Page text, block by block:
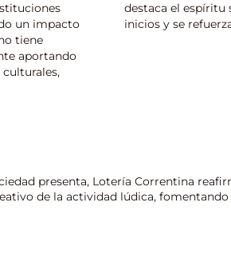
un impacto
tiene
aportando
destaca el espíritu
inicios y se
presenta, Lotería Correntina
de la actividad lúdica, fomentando